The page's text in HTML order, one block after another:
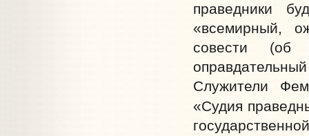
праведники
«всемирный,
совести (об
Служители
«Судия